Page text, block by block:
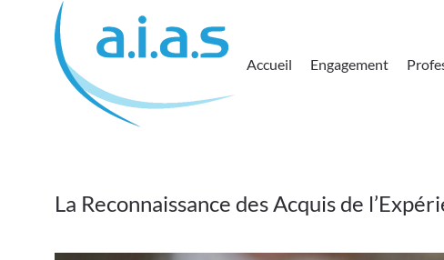
Passer au contenu principal
Accueil Engagement
La Reconnaissance des Acquis de